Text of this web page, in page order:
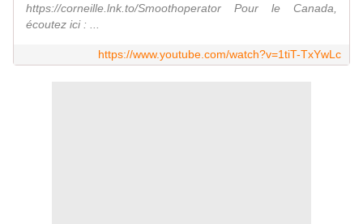
https://corneille.lnk.to/Smoothoperator Pour le Canada,
écoutez ici : ...
https://www.youtube.com/watch?v=1tiT-TxYwLc